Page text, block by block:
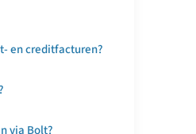
en creditfacturen?
via Bolt?